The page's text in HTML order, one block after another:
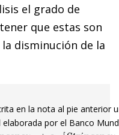
el grado de
que estas son
disminución de la
en la nota al pie anterior
por el Banco
encyi,t+α2[S tringen cyi,t×